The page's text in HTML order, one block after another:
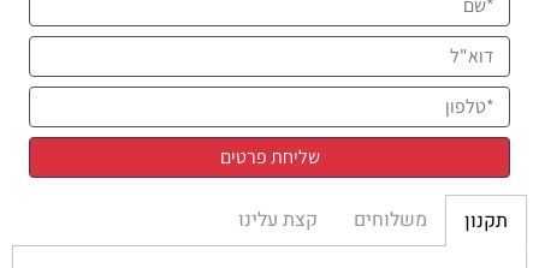
תקנון משלוחים קצת עלינו